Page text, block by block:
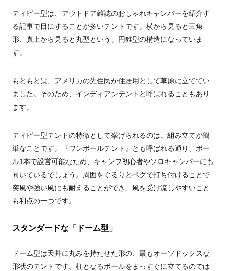
ティピー型は、アウトドア雑誌のおしゃれキャンパーを紹介す
る記事で目にすることが多いテントです。横から見ると三角
形、真上から見ると丸型という、 円錐型の構造になっていま
す。
もともとは、アメリカの先住民が住居用として草原に立ててい
ました。そのため、インディアンテントと呼ばれることもあり
ます。
ティピー型テントの特徴として挙げられるのは、組み立てが簡
単なことです。『ワンポールテント』とも呼ばれる通り、ポー
ル1本で設営可能なため、キャンプ初心者やソロキャンパーにも
向いているでしょう。周囲をぐるりとペグで打ち付けることで
突風や強い風にも耐えることができ、風を受け流しやすいこと
も利点の一つです。
スタンダードな「ドーム型」
ドーム型は天井に丸みを持たせた形の、最もオーソドックスな
形状のテントです。柱となるポールをまっすぐに立てるのでは